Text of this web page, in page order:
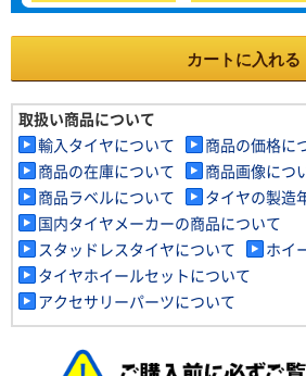
カートに入れる
取扱い商品について
輸入タイヤについて
商品の価格に
商品の在庫について
商品画像につ
商品ラベルについて
タイヤの製造
国内タイヤメーカーの商品について
スタッドレスタイヤについて
ホイ
タイヤホイールセットについて
アクセサリーパーツについて